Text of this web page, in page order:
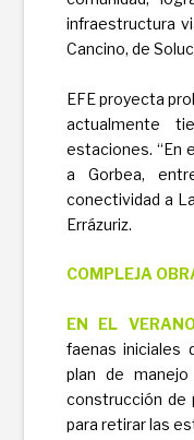
infraestructura
Cancino, de
EFE proyecta
actualmente
estaciones. “En
a Gorbea,
conectividad a
Errázuriz.
COMPLEJA
EN EL
faenas iniciales
plan de
construcción de
para retirar las